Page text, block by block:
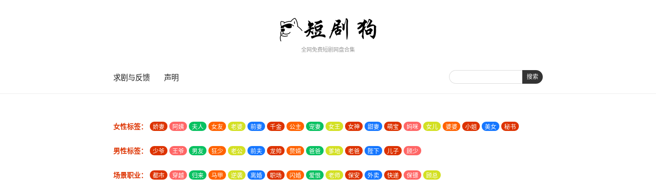
全网免费短剧网盘合集
求剧与反馈 声明 搜索
女性标签： 娇妻 阿姨 夫人 女友 老婆 前妻 千金 公主 宠妻 女王 女神 甜妻 萌宝 妈咪 女儿 婆婆 小姐 美女 秘书
男性标签： 少爷 王爷 男友 狂少 老公 前夫 龙帅 赘婿 爸爸 爹地 老爸 陛下 儿子 顾少
场景职业： 都市 穿越 归来 马甲 逆袭 离婚 职场 闪婚 爱恨 老师 保安 外卖 快递 保镖 顾总